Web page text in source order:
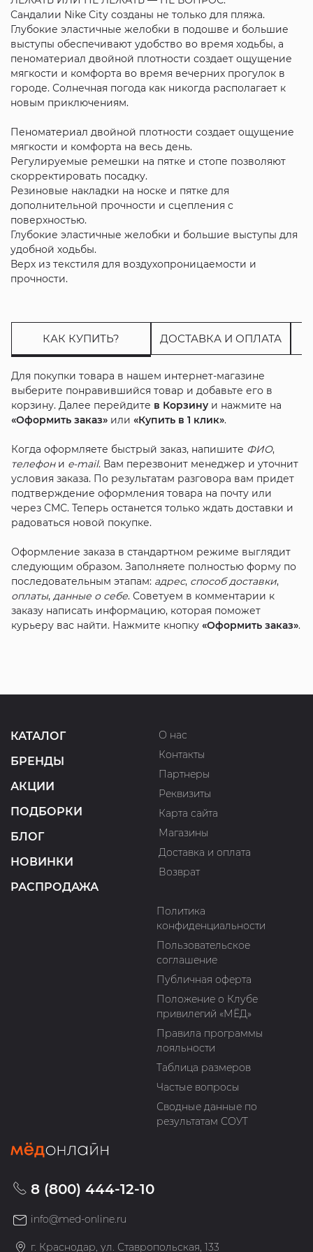
Сандалии Nike City созданы не только для пляжа.
Глубокие эластичные желобки в подошве и большие
выступы обеспечивают удобство во время ходьбы, а
пеноматериал двойной плотности создает ощущение
мягкости и комфорта во время вечерних прогулок в
городе. Солнечная погода как никогда располагает к
новым приключениям.
Пеноматериал двойной плотности создает ощущение
мягкости и комфорта на весь день.
Регулируемые ремешки на пятке и стопе позволяют
скорректировать посадку.
Резиновые накладки на носке и пятке для
дополнительной прочности и сцепления с
поверхностью.
Глубокие эластичные желобки и большие выступы для
удобной ходьбы.
Верх из текстиля для воздухопроницаемости и
прочности.
КАК КУПИТЬ? ДОСТАВКА И ОПЛАТА
Для покупки товара в нашем интернет-магазине
выберите понравившийся товар и добавьте его в
корзину. Далее перейдите в Корзинуи нажмите на
«Оформить заказ»или «Купить в 1 клик».
Когда оформляете быстрый заказ, напишите ФИО,
телефони e-mail. Вам перезвонит менеджер и уточнит
условия заказа. По результатам разговора вам придет
подтверждение оформления товара на почту или
через СМС. Теперь останется только ждать доставки и
радоваться новой покупке.
Оформление заказа в стандартном режиме выглядит
следующим образом. Заполняете полностью форму по
последовательным этапам: адрес, способ доставки,
оплаты, данные о себе. Советуем в комментарии к
заказу написать информацию, которая поможет
курьеру вас найти. Нажмите кнопку «Оформить заказ».
КАТАЛОГ
БРЕНДЫ
АКЦИИ
ПОДБОРКИ
БЛОГ
НОВИНКИ
РАСПРОДАЖА
О нас
Контакты
Партнеры
Реквизиты
Карта сайта
Магазины
Доставка и оплата
Возврат
Политика
конфиденциальности
Пользовательское
соглашение
Публичная оферта
Положение о Клубе
привилегий «МЁД»
Правила программы
лояльности
Таблица размеров
Частые вопросы
Сводные данные по
результатам СОУТ
8 (800) 444-12-10
info@med-online.ru
г. Краснодар, ул. Ставропольская, 133